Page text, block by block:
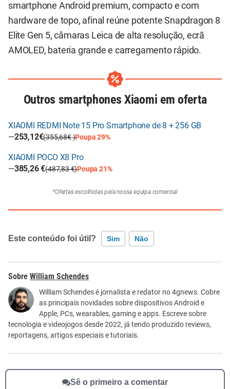
smartphone Android premium, compacto e com
hardware de topo, afinal reúne potente Snapdragon 8
Elite Gen 5, câmaras Leica de alta resolução, ecrã
AMOLED, bateria grande e carregamento rápido.
Outros smartphones Xiaomi em oferta
XIAOMI REDMI Note 15 Pro Smartphone de 8 + 256 GB
—253,12€(355,68€ )Poupa 29%
XIAOMI POCO X8 Pro
—385,26 €(487,83 €)Poupa 21%
*Ofertas escolhidas pela nossa equipa comercial
Este conteúdo foi útil? Sim Não
Este conteúdo contém informação incorreta
Este conteúdo não tem a informação que procuro
Outro
William Schendes
William Schendes é jornalista e redator no 4gnews. Cobre
as principais novidades sobre dispositivos Android e
Apple, PCs, wearables, gaming e apps. Escreve sobre
tecnologia e videojogos desde 2022, já tendo produzido reviews,
reportagens, artigos especiais e tutoriais.
Sê o primeiro a comentar